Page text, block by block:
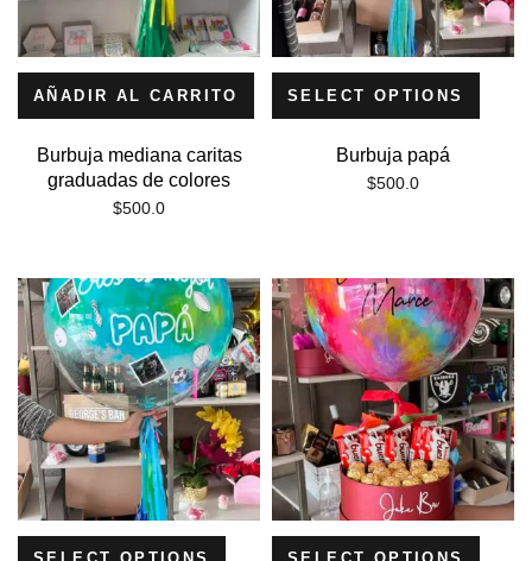
AÑADIR AL CARRITO
Burbuja mediana caritas
graduadas de colores
$500.0
SELECT OPTIONS
Burbuja papá
$500.0